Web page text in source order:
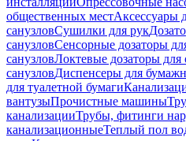
общественных местАксессуары
санузловСушилки для рук
санузловСенсорные дозаторы
санузловЛоктевые дозаторы
санузловДиспенсеры для
для туалетной бумаги
вантузыПрочистные машины
канализацииТрубы, фитинги
канализационныеТеплый пол